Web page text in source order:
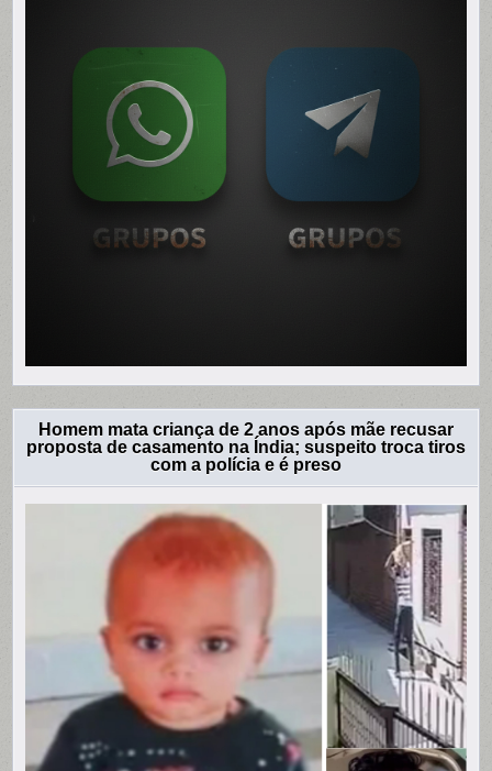
Homem mata criança de 2 anos após mãe recusar
proposta de casamento na Índia; suspeito troca tiros
com a polícia e é preso